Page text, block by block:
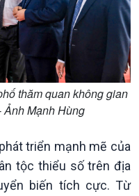
giới
thế giới
Hồ sơ sự kiện quốc tế
giới & Việt Nam
cương - Một dải vững
thăm quan không gian
Ảnh Mạnh Hùng
triển mạnh mẽ của
tộc thiểu số trên địa
biến tích cực. Từ